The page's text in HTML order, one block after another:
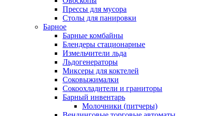
Прессы для мусора
Столы для панировки
Барное
Барные комбайны
Блендеры стационарные
Измельчители льда
Льдогенераторы
Миксеры для коктелей
Соковыжималки
Сокоохладители и граниторы
Барный инвентарь
Молочники (питчеры)